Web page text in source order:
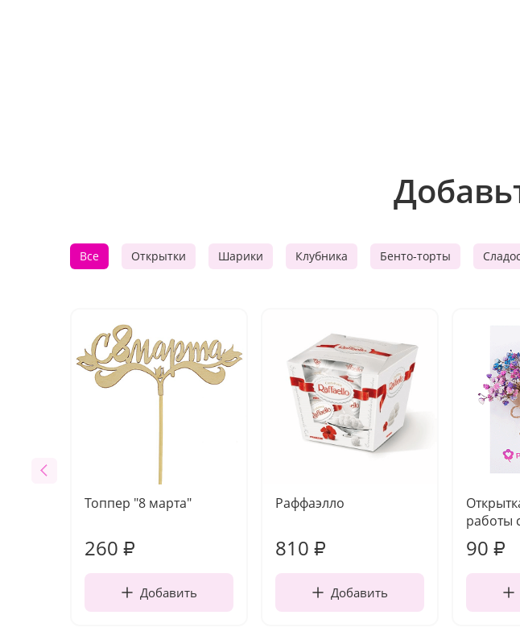
Все Открытки Шарики Клубника Бенто-торты
Топпер "8 марта"
260 ₽
Добавить
Раффаэлло
810 ₽
Добавить
работы
90 ₽